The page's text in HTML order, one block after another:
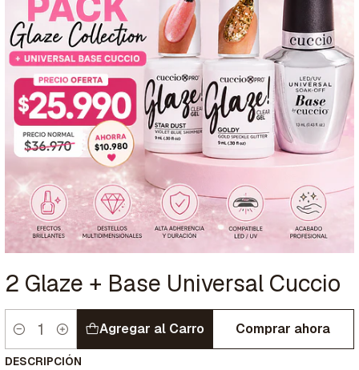
2 Glaze + Base Universal Cuccio
Cantidad
Agregar al Carro Comprar ahora
DESCRIPCIÓN